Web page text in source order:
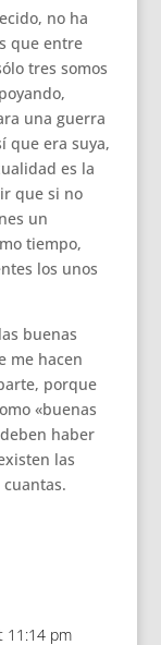
no ha
que entre
tres somos
una guerra
que era suya,
es la
que si no
un
tiempo,
los unos
buenas
me hacen
porque
«buenas
haber
las
11:14 pm